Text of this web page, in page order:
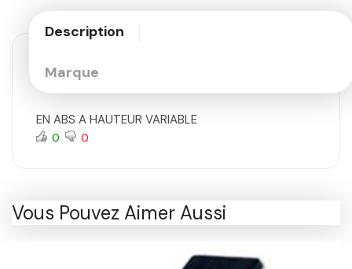
Description
Marque
EN ABS A HAUTEUR VARIABLE
0 0
Vous Pouvez Aimer Aussi